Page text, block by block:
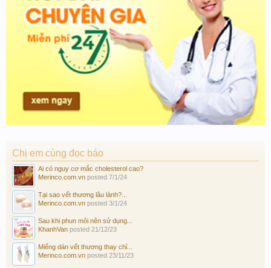
Chị em cùng đọc báo
Ai có nguy cơ mắc cholesterol cao?
Merinco.com.vn posted 7/1/24
Tại sao vết thương lâu lành?...
Merinco.com.vn posted 3/1/24
Sau khi phun môi nên sử dụng...
KhanhVan posted 21/12/23
Miếng dán vết thương thay chỉ...
Merinco.com.vn posted 23/11/23